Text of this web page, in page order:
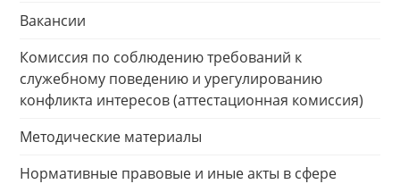
Вакансии
Комиссия по соблюдению требований к
служебному поведению и урегулированию
конфликта интересов (аттестационная комиссия)
Методические материалы
Нормативные правовые и иные акты в сфере